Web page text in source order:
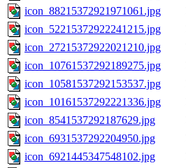
icon_88215372921971061.jpg
icon_52215372922241215.jpg
icon_27215372922021210.jpg
icon_10761537292189275.jpg
icon_10581537292153537.jpg
icon_10161537292221336.jpg
icon_8541537292187629.jpg
icon_6931537292204950.jpg
icon_6921445347548102.jpg